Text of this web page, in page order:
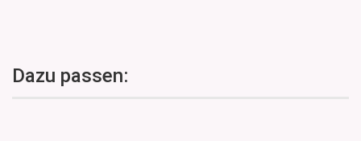
Dazu passen: